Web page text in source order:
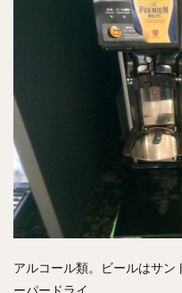
アルコール類。ビールはサン